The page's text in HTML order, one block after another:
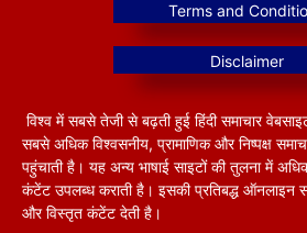
विश्व में सबसे तेजी से बढ़ती हुई हिंदी समाचार
सबसे अधिक विश्वसनीय, प्रामाणिक और निष्पक्ष
पहुंचाती है। यह अन्य भाषाई साइटों की तुलना में अधिक
कंटेंट उपलब्ध कराती है। इसकी प्रतिबद्ध ऑनलाइन
और विस्तृत कंटेंट देती है।